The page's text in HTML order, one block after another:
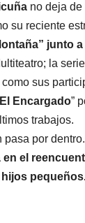
no deja
su reciente
junto
la
como sus
Encargado”
trabajos.
pasa por dentro.
el